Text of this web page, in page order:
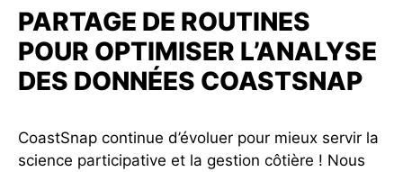
PARTAGE DE ROUTINES
POUR OPTIMISER L’ANALYSE
DES DONNÉES COASTSNAP
CoastSnap continue d’évoluer pour mieux servir la
science participative et la gestion côtière ! Nous